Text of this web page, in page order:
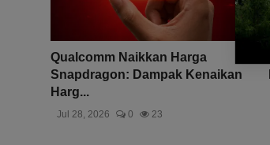
Qualcomm Naikkan Harga
Snapdragon: Dampak Kenaikan
Harg...
Jul 28, 2026 0 23